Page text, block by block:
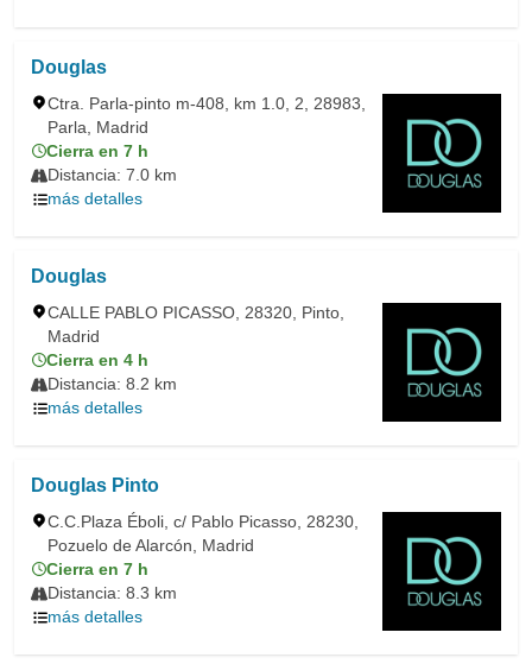
Douglas
Ctra. Parla-pinto m-408, km 1.0, 2, 28983,
Parla, Madrid
Cierra en 7 h
Distancia: 7.0 km
más detalles
Douglas
CALLE PABLO PICASSO, 28320, Pinto,
Madrid
Cierra en 4 h
Distancia: 8.2 km
más detalles
Douglas Pinto
C.C.Plaza Éboli, c/ Pablo Picasso, 28230,
Pozuelo de Alarcón, Madrid
Cierra en 7 h
Distancia: 8.3 km
más detalles